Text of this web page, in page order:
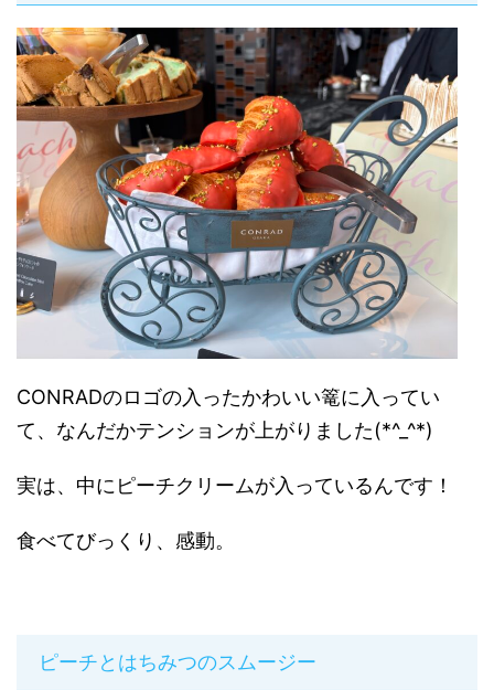
CONRADのロゴの入ったかわいい篭に入ってい
て、なんだかテンションが上がりました(*^_^*)
実は、中にピーチクリームが入っているんです！
食べてびっくり、感動。
ピーチとはちみつのスムージー